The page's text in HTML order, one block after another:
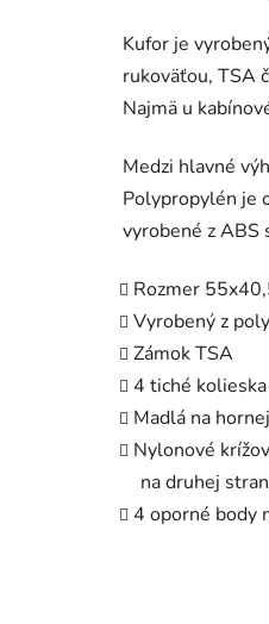
Kufor je
rukoväťou, TSA
Najmä u
Medzi hlavné
Polypropylén je
vyrobené z ABS
Rozmer
Vyrobený z
Zámok TSA
4 tiché
Madlá na
Nylonové
na druhej
4 oporné body